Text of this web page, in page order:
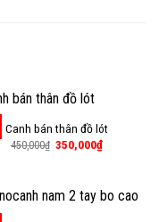
Canh bán thân đồ lót
450,000₫ Giá
350,000₫Giá
350,000₫.